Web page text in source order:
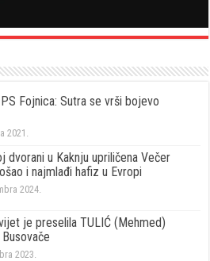
Fojnica: Sutra se vrši bojevo
2021.
dvorani u Kaknju upriličena Večer
i najmlađi hafiz u Evropi
2024.
je preselila TULIĆ (Mehmed)
2023.